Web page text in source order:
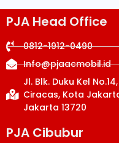
PJA Head Office
0812-1912-0490
Info@pjaacmobil.id
Jl. Blk. Duku Kel
Ciracas, Kota
Jakarta 13720
PJA Cibubur